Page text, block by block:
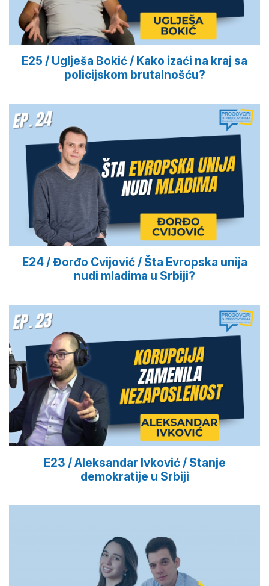
E25 / Uglješa Bokić / Kako izaći na kraj sa
policijskom brutalnošću?
E24 / Đorđo Cvijović / Šta Evropska unija
nudi mladima u Srbiji?
E23 / Aleksandar Ivković / Stanje
demokratije u Srbiji